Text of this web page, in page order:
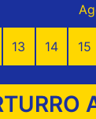
13 14 15